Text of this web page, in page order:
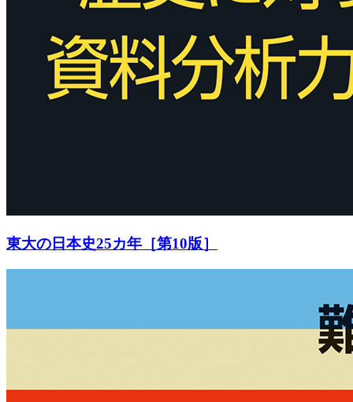
東大の日本史25カ年［第10版］